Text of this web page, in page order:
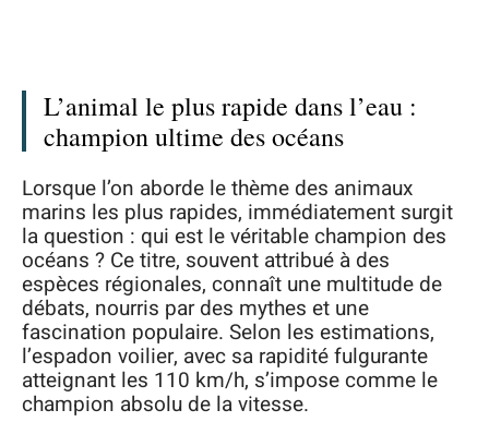
L’animal le plus rapide dans l’eau :
champion ultime des océans
Lorsque l’on aborde le thème des animaux
marins les plus rapides, immédiatement surgit
la question : qui est le véritable champion des
océans ? Ce titre, souvent attribué à des
espèces régionales, connaît une multitude de
débats, nourris par des mythes et une
fascination populaire. Selon les estimations,
l’espadon voilier, avec sa rapidité fulgurante
atteignant les 110 km/h, s’impose comme le
champion absolu de la vitesse.